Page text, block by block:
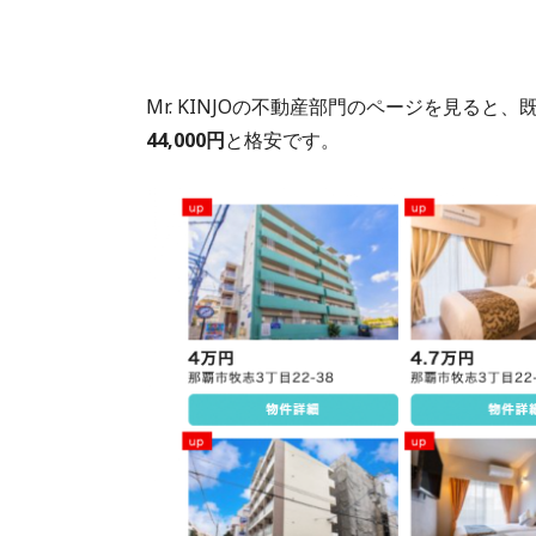
Mr. KINJOの不動産部門のページを見ると、
44,000円と格安です。